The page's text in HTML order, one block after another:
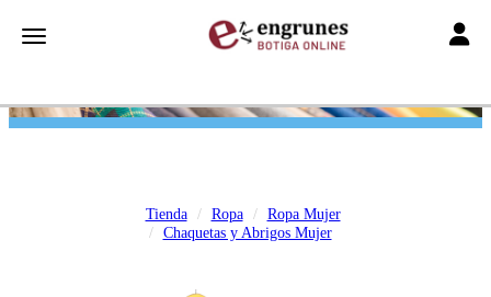
Toggle navigation
Tienda Ropa
Ropa Mujer
Chaquetas y Abrigos Mujer